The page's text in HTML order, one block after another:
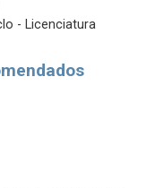
- Licenciatura